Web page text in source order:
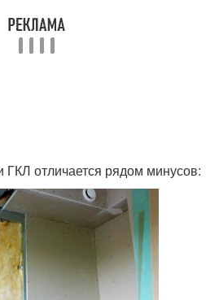
ГКЛ отличается рядом минусов: